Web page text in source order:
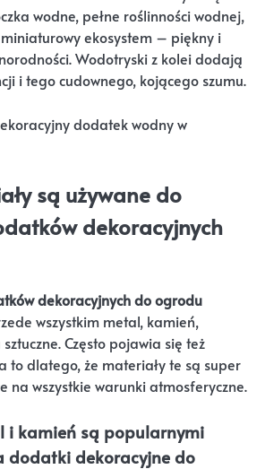
wodne, pełne roślinności wodnej,
ekosystem – piękny i
Wodotryski z kolei dodają
i tego cudownego, kojącego szumu.
są używane do
dekoracyjnych
dekoracyjnych do ogrodu
wszystkim metal, kamień,
Często pojawia się też
to dlatego, że materiały te są super
na wszystkie warunki atmosferyczne.
i kamień są popularnymi
dodatki dekoracyjne do